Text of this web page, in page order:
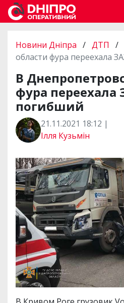
Новини Дніпра / ДТП /
области фура переехала
В
фура переехала
погибший
21.11.2021 18:12 |
Ілля Кузьмін